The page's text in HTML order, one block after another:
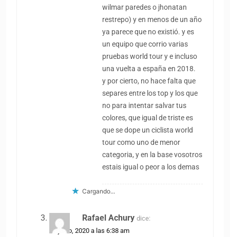
wilmar paredes o jhonatan
restrepo) y en menos de un año
ya parece que no existió. y es
un equipo que corrio varias
pruebas world tour y e incluso
una vuelta a españa en 2018.
y por cierto, no hace falta que
separes entre los top y los que
no para intentar salvar tus
colores, que igual de triste es
que se dope un ciclista world
tour como uno de menor
categoria, y en la base vosotros
estais igual o peor a los demas
Cargando...
Rafael Achury dice:
24 junio, 2020 a las 6:38 am